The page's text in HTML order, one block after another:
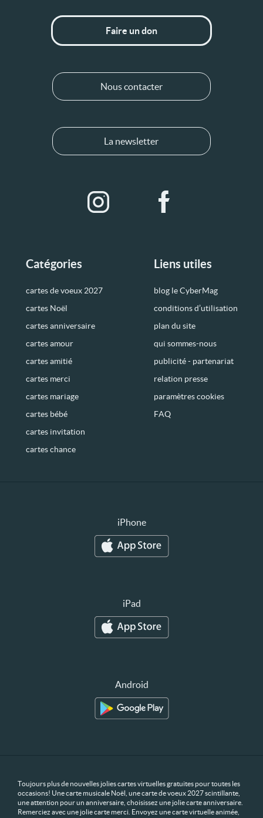
Catégories
cartes de voeux 2027
cartes Noël
cartes anniversaire
cartes amour
cartes amitié
cartes merci
cartes mariage
cartes bébé
cartes invitation
cartes chance
Liens utiles
blog le CyberMag
conditions d’utilisation
plan du site
qui sommes-nous
publicité - partenariat
relation presse
paramètres cookies
FAQ
Faire un don
Nous contacter
La newsletter
iPhone
iPad
Android
Toujours plus de nouvelles jolies cartes virtuelles gratuites pour toutes les
occasions! Une carte musicale Noël, une carte de voeux 2027 scintillante,
une attention pour un anniversaire, choisissez une jolie carte anniversaire.
Remerciez avec une jolie carte merci. Envoyez une carte virtuelle animée,